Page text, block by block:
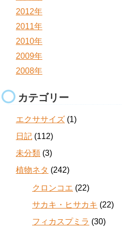
2012年
2011年
2010年
2009年
2008年
カテゴリー
エクササイズ (1)
日記 (112)
未分類 (3)
植物ネタ (242)
クロンコエ (22)
サカキ・ヒサカキ (22)
フィカスプミラ (30)